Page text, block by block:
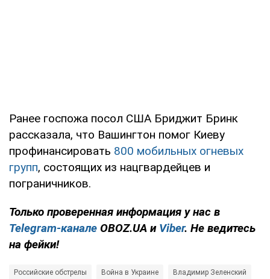
Ранее госпожа посол США Бриджит Бринк
рассказала, что Вашингтон помог Киеву
профинансировать 800 мобильных огневых
групп, состоящих из нацгвардейцев и
пограничников.
Только проверенная информация у нас в
Telegram-канале OBOZ.UA и Viber. Не ведитесь
на фейки!
Российские обстрелы Война в Украине Владимир Зеленский